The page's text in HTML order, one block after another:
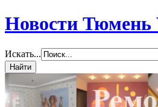
Новости Тюмень
Искать...